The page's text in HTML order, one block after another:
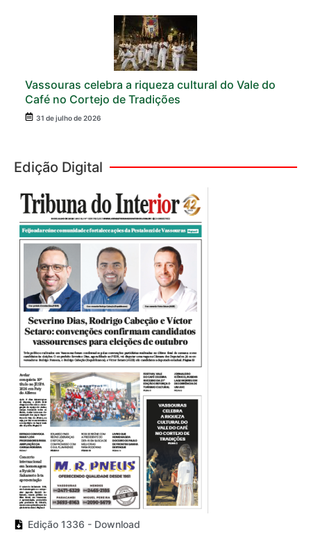
Vassouras celebra a riqueza cultural do Vale do
Café no Cortejo de Tradições
31 de julho de 2026
Edição Digital
Edição 1336 - Download